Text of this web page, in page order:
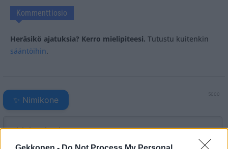
Kommenttiosio
Heräsikö ajatuksia? Kerro mielipiteesi. Tutustu kuitenkin
sääntöihin.
5000
✨ Nimikone